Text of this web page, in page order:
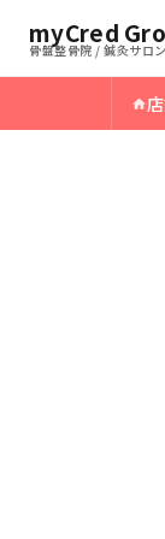
myCred
骨盤整骨院 / 鍼灸サロ
ホーム